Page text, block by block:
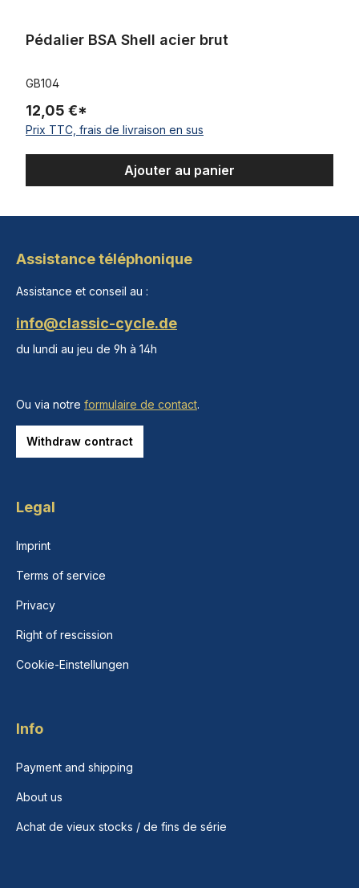
Pédalier BSA Shell acier brut
GB104
12,05 €*
Prix TTC, frais de livraison en sus
Ajouter au panier
Assistance téléphonique
Assistance et conseil au :
info@classic-cycle.de
du lundi au jeu de 9h à 14h
Ou via notre formulaire de contact.
Withdraw contract
Legal
Imprint
Terms of service
Privacy
Right of rescission
Cookie-Einstellungen
Info
Payment and shipping
About us
Achat de vieux stocks / de fins de série